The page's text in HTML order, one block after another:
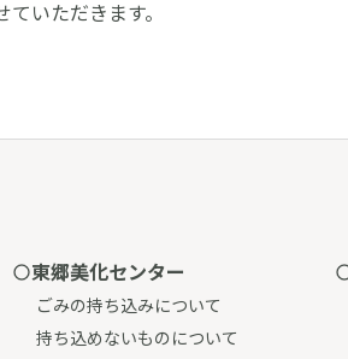
いただきます。
東郷美化センター
ごみの持ち込みについて
持ち込めないものについて